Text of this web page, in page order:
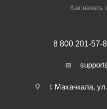
Как начать
8 800 201-57-
г. Махачкала,